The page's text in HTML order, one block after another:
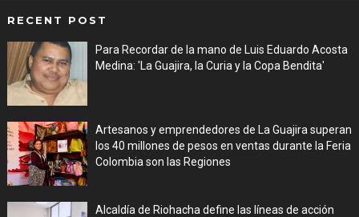
RECENT POST
Para Recordar de la mano de Luis Eduardo Acosta
Medina: 'La Guajira, la Curia y la Copa Bendita'
Artesanos y emprendedores de La Guajira superan
los 40 millones de pesos en ventas durante la Feria
Colombia son las Regiones
Alcaldía de Riohacha define las líneas de acción